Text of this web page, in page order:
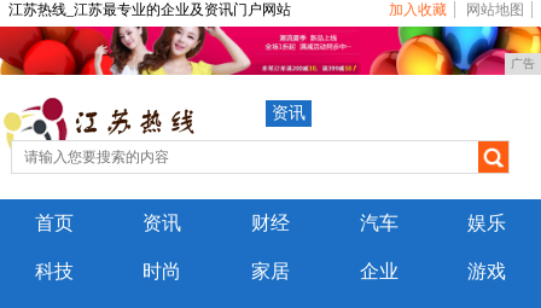
江苏热线_江苏最专业的企业及资讯门户网站 加入收藏 网站地图
广告
资讯
首页 资讯 财经 汽车 娱乐
科技 时尚 家居 企业 游戏